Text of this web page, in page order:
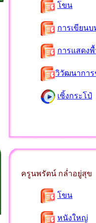
โขน
การเขียน
การแสดง
วิวัฒนาการ
เซิ้งกระโป๋
ครูนพรัตน์ กล่ำอยู่สุข
โขน
หนังใหญ่